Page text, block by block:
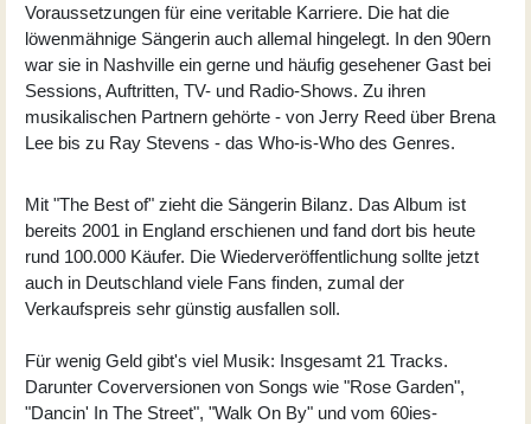
Voraussetzungen für eine veritable Karriere. Die hat die
löwenmähnige Sängerin auch allemal hingelegt. In den 90ern
war sie in Nashville ein gerne und häufig gesehener Gast bei
Sessions, Auftritten, TV- und Radio-Shows. Zu ihren
musikalischen Partnern gehörte - von Jerry Reed über Brena
Lee bis zu Ray Stevens - das Who-is-Who des Genres.
Mit "The Best of" zieht die Sängerin Bilanz. Das Album ist
bereits 2001 in England erschienen und fand dort bis heute
rund 100.000 Käufer. Die Wiederveröffentlichung sollte jetzt
auch in Deutschland viele Fans finden, zumal der
Verkaufspreis sehr günstig ausfallen soll.
Für wenig Geld gibt's viel Musik: Insgesamt 21 Tracks.
Darunter Coverversionen von Songs wie "Rose Garden",
"Dancin' In The Street", "Walk On By" und vom 60ies-